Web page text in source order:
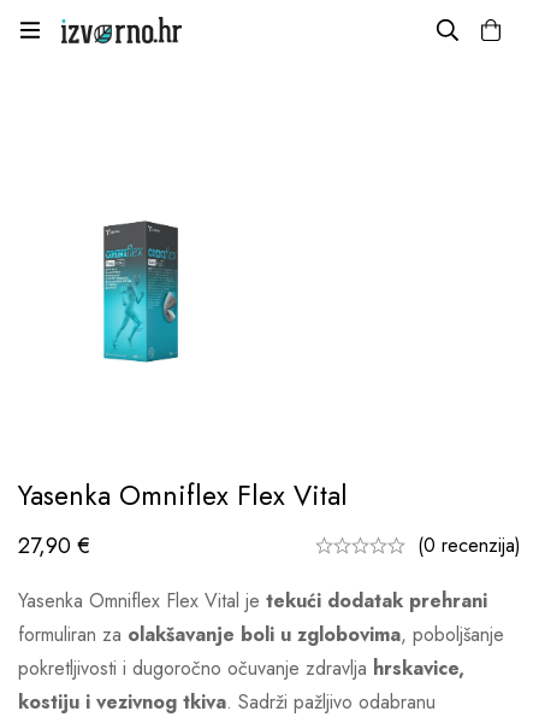
Yasenka Omniflex Flex Vital
27,90€
(0 recenzija)
Yasenka Omniflex Flex Vital je tekući dodatak prehrani
formuliran za olakšavanje boli u zglobovima, poboljšanje
pokretljivosti i dugoročno očuvanje zdravlja hrskavice,
kostiju i vezivnog tkiva. Sadrži pažljivo odabranu